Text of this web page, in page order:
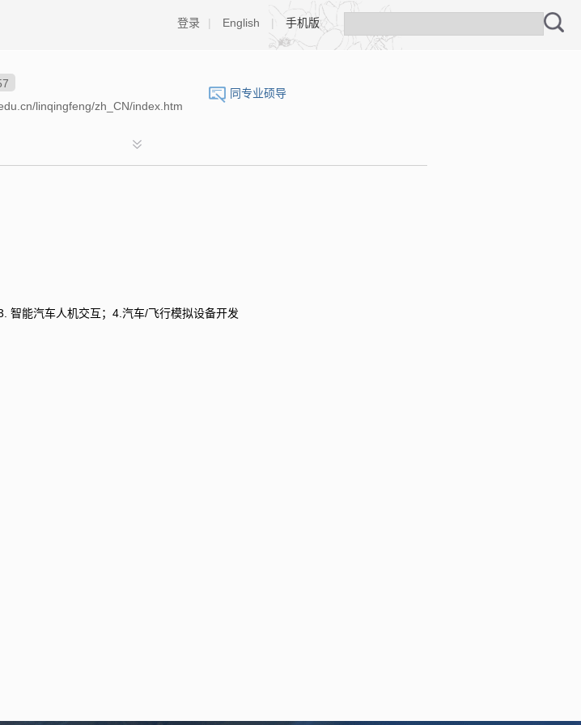
登录 | English | 手机版
同专业硕导
linqingfeng/zh_CN/index.htm
智能汽车人机交互；4.汽车/飞行模拟设备开发